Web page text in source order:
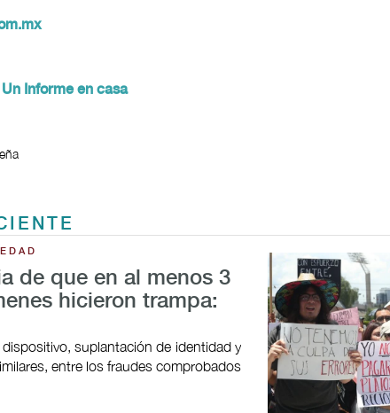
Un Informe en casa
de que en al menos 3
hicieron trampa:
suplantación de identidad y
entre los fraudes comprobados